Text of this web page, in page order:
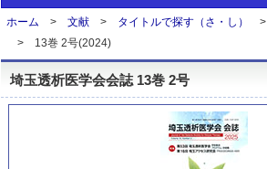
ホーム 文献 タイトルで探す（さ・し）
13巻 2号(2024)
埼玉透析医学会会誌 13巻 2号